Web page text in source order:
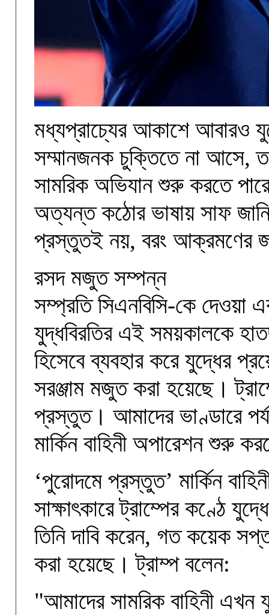
মধ্যপ্রাচ্যের আকাশে আবারও
সম্মানজনক চুক্তিতে না আসে,
সামরিক অভিযান শুরু করতে পারে
অত্যন্ত কঠোর ভাষায় সাফ
প্রস্তুতই নয়, বরং আক্রমণের
রসদ মজুত সম্পন্ন
সম্প্রতি সিএনবিসি-কে দেওয়া
যুদ্ধবিরতির এই সময়কালকে
হিসেবে ব্যবহার করে যুদ্ধের
সরঞ্জাম মজুত করা হয়েছে।
প্রস্তুত। আমাদের ভাণ্ডারে
মার্কিন বাহিনী অপারেশন শুরু
‘পুরোদমে প্রস্তুত’ মার্কিন
সাক্ষাৎকারে ট্রাম্পের কণ্ঠে
তিনি দাবি করেন, গত কয়েক
করা হয়েছে। ট্রাম্প বলেন:
"আমাদের সামরিক বাহিনী